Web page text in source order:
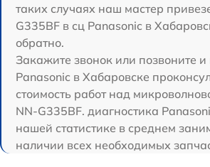
таких случаях наш мастер
G335BF в сц Panasonic в
обратно.
Закажите звонок или позвоните
Panasonic в Хабаровске
стоимость работ над
NN-G335BF. диагностика
нашей статистике в среднем
наличии всех необходимых